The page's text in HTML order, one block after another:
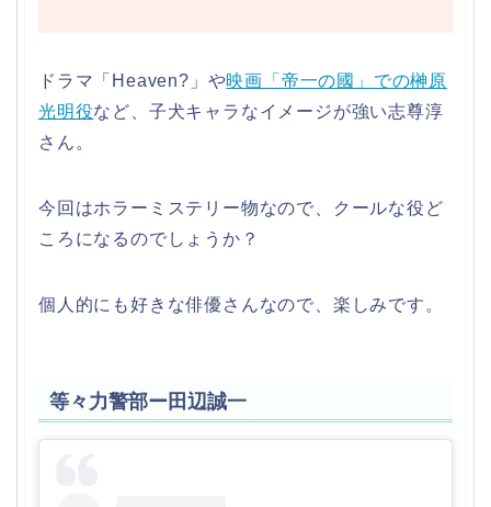
ドラマ「Heaven?」や映画「帝一の國」での榊原
光明役など、子犬キャラなイメージが強い志尊淳
さん。
今回はホラーミステリー物なので、クールな役ど
ころになるのでしょうか？
個人的にも好きな俳優さんなので、楽しみです。
等々力警部ー田辺誠一